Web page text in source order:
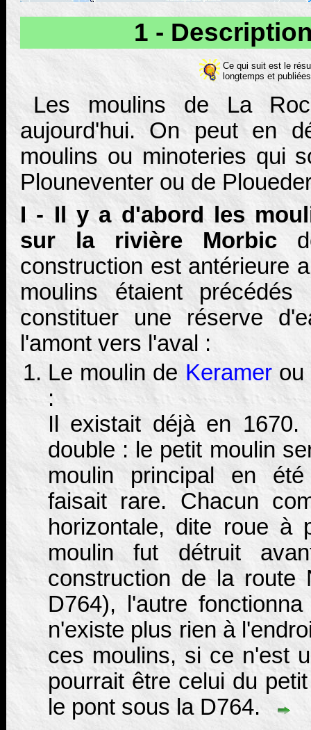
1 -
Ce qui suit est le
longtemps et
Les moulins de La
aujourd'hui. On peut en
moulins ou minoteries qui
Plouneventer ou de
I - Il y a d'abord les
sur la rivière Morbic
construction est antérieure
moulins étaient
constituer une réserve
l'amont vers l'aval :
Le moulin de Keramerou
:
Il existait déjà en 1670.
double : le petit moulin
moulin principal en
faisait rare. Chacun
horizontale, dite roue à
moulin fut détruit
construction de la route
D764), l'autre
n'existe plus rien à
ces moulins, si ce n'est
pourrait être celui du
le pont sous la D764.